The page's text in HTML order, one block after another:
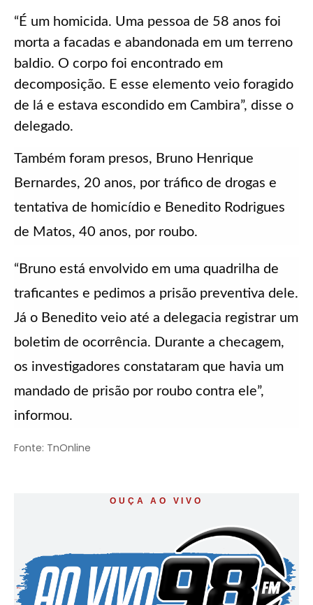
“É um homicida. Uma pessoa de 58 anos foi
morta a facadas e abandonada em um terreno
baldio. O corpo foi encontrado em
decomposição. E esse elemento veio foragido
de lá e estava escondido em Cambira”, disse o
delegado.
Também foram presos, Bruno Henrique
Bernardes, 20 anos, por tráfico de drogas e
tentativa de homicídio e Benedito Rodrigues
de Matos, 40 anos, por roubo.
“Bruno está envolvido em uma quadrilha de
traficantes e pedimos a prisão preventiva dele.
Já o Benedito veio até a delegacia registrar um
boletim de ocorrência. Durante a checagem,
os investigadores constataram que havia um
mandado de prisão por roubo contra ele”,
informou.
Fonte: TnOnline
OUÇA AO VIVO